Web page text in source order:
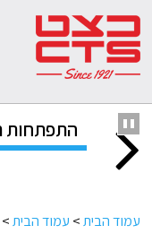
התפתחות
עמוד הבית> עמוד הבית